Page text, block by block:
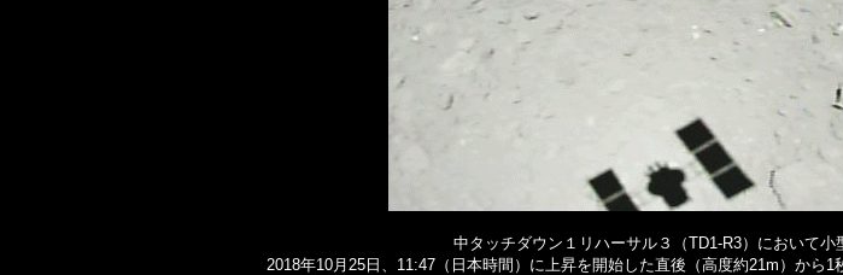
中タッチダウン１リハーサル３（TD1-R3）において小
2018年10月25日、11:47（日本時間）に上昇を開始した直後（高度約21m）から